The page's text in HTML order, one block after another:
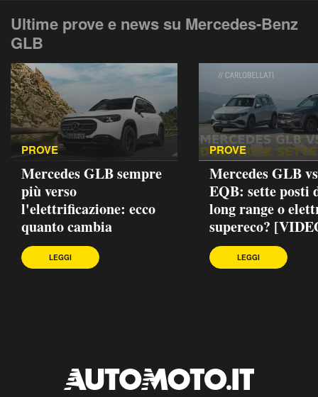
Ultime prove e news su Mercedes-Benz
GLB
PROVE
Mercedes GLB sempre
più verso
l'elettrificazione: ecco
quanto cambia
LEGGI
PROVE
Mercedes GLB vs
EQB: sette posti
long range o
supereco?
LEGGI